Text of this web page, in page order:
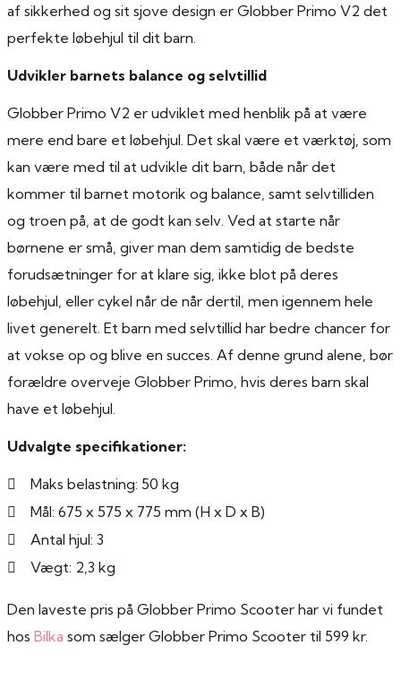
af sikkerhed og sit sjove design er Globber Primo V2 det
perfekte løbehjul til dit barn.
Udvikler barnets balance og selvtillid
Globber Primo V2 er udviklet med henblik på at være
mere end bare et løbehjul. Det skal være et værktøj, som
kan være med til at udvikle dit barn, både når det
kommer til barnet motorik og balance, samt selvtilliden
og troen på, at de godt kan selv. Ved at starte når
børnene er små, giver man dem samtidig de bedste
forudsætninger for at klare sig, ikke blot på deres
løbehjul, eller cykel når de når dertil, men igennem hele
livet generelt. Et barn med selvtillid har bedre chancer for
at vokse op og blive en succes. Af denne grund alene, bør
forældre overveje Globber Primo, hvis deres barn skal
have et løbehjul.
Udvalgte specifikationer:
Maks belastning: 50 kg
Mål: 675 x 575 x 775 mm (H x D x B)
Antal hjul: 3
Vægt: 2,3 kg
Den laveste pris på Globber Primo Scooter har vi fundet
hos Bilka som sælger Globber Primo Scooter til 599 kr.